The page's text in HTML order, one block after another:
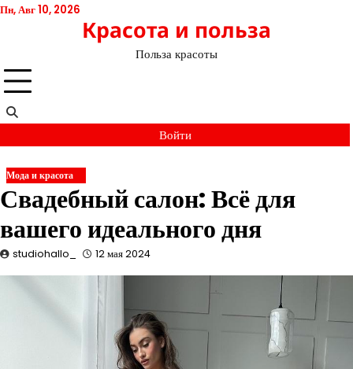
Перейти
Пн, Авг 10, 2026
Красота и польза
Польза красоты
Войти
Мода и красота
Свадебный салон: Всё для
вашего идеального дня
studiohallo_ 12 мая 2024